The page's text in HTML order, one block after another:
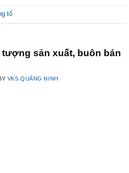
tố
sản xuất, buôn bán
VKS QUẢNG NINH